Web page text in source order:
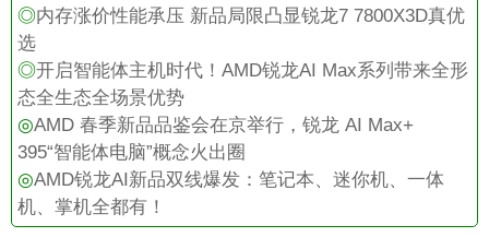
◎内存涨价性能承压 新品局限凸显锐龙7 7800X3D真优
选
◎开启智能体主机时代！AMD锐龙AI Max系列带来全形
态全生态全场景优势
◎AMD 春季新品品鉴会在京举行，锐龙 AI Max+
395“智能体电脑”概念火出圈
◎AMD锐龙AI新品双线爆发：笔记本、迷你机、一体
机、掌机全都有！